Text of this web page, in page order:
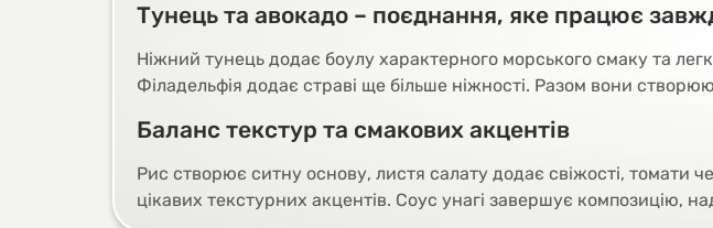
Тунець та авокадо – поєднання, яке працює
Ніжний тунець додає боулу характерного морського смаку та
Філадельфія додає страві ще більше ніжності. Разом вони
Баланс текстур та смакових акцентів
Рис створює ситну основу, листя салату додає свіжості, томати
цікавих текстурних акцентів. Соус унагі завершує композицію,